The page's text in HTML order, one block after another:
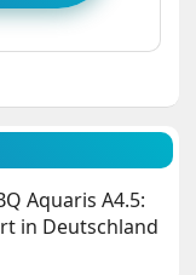
Aquaris A4.5:
in Deutschland